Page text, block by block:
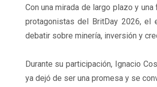
Con una mirada de largo plazo y
protagonistas del BritDay 2026, el
debatir sobre minería, inversión y
Durante su participación, Ignacio
ya dejó de ser una promesa y se